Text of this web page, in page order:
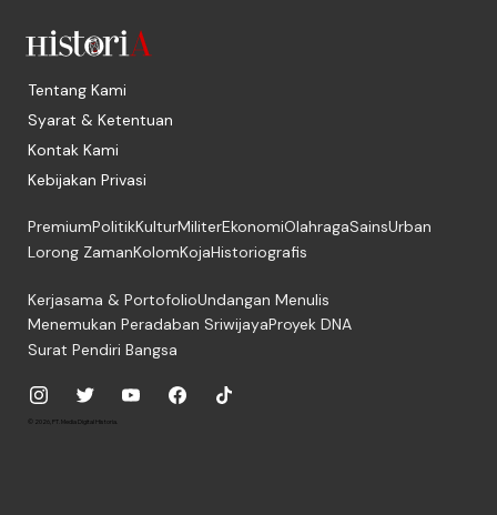
Tentang Kami
Syarat & Ketentuan
Kontak Kami
Kebijakan Privasi
PremiumPolitikKulturMiliterEkonomiOlahragaSainsUrban
Lorong ZamanKolomKojaHistoriografis
Kerjasama & PortofolioUndangan Menulis
Menemukan Peradaban SriwijayaProyek DNA
Surat Pendiri Bangsa
© 2026, PT. Media Digital Historia.